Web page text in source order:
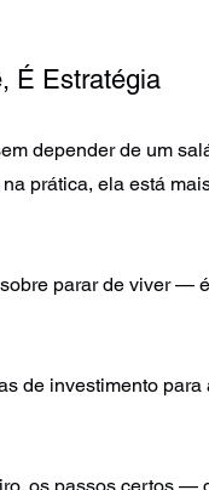
É Estratégia
depender de um
prática, ela está
parar de viver —
de investimento